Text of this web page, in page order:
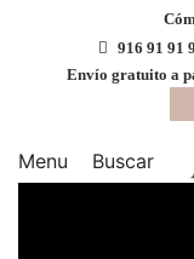
916 91 91
Envío gratuito a
Menu Buscar
250 gms